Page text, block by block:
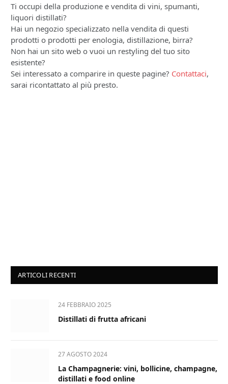
Ti occupi della produzione e vendita di vini, spumanti,
liquori distillati?
Hai un negozio specializzato nella vendita di questi
prodotti o prodotti per enologia, distillazione, birra?
Non hai un sito web o vuoi un restyling del tuo sito
esistente?
Sei interessato a comparire in queste pagine? Contattaci,
sarai ricontattato al più presto.
ARTICOLI RECENTI
24 FEBBRAIO 2025
Distillati di frutta africani
27 AGOSTO 2024
La Champagnerie: vini, bollicine, champagne,
distillati e food online